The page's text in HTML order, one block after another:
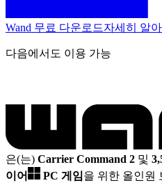
Wand 무료 다운로드자세히 알아
다음에서도 이용 가능
은(는) Carrier Command 2 및
이어
PC 게임을 위한 올인원